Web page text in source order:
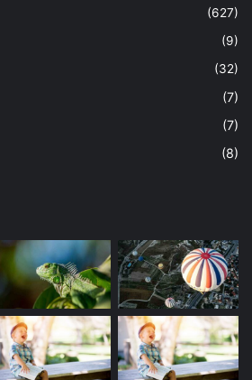
(627)
(9)
(32)
(7)
(7)
(8)